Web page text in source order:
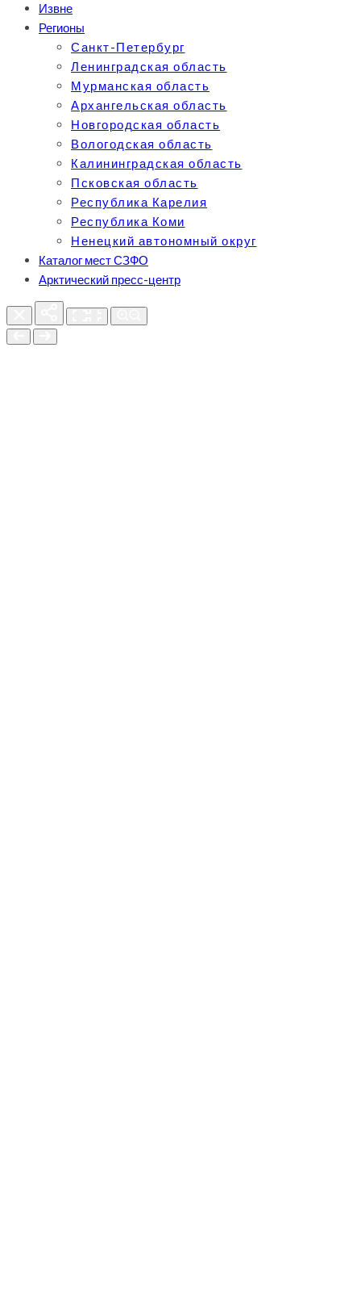
Извне
Регионы
Санкт-Петербург
Ленинградская область
Мурманская область
Архангельская область
Новгородская область
Вологодская область
Калининградская область
Псковская область
Республика Карелия
Республика Коми
Ненецкий автономный округ
Каталог мест СЗФО
Арктический пресс-центр